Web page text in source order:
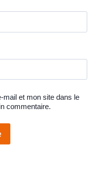
mail et mon site dans le
commentaire.